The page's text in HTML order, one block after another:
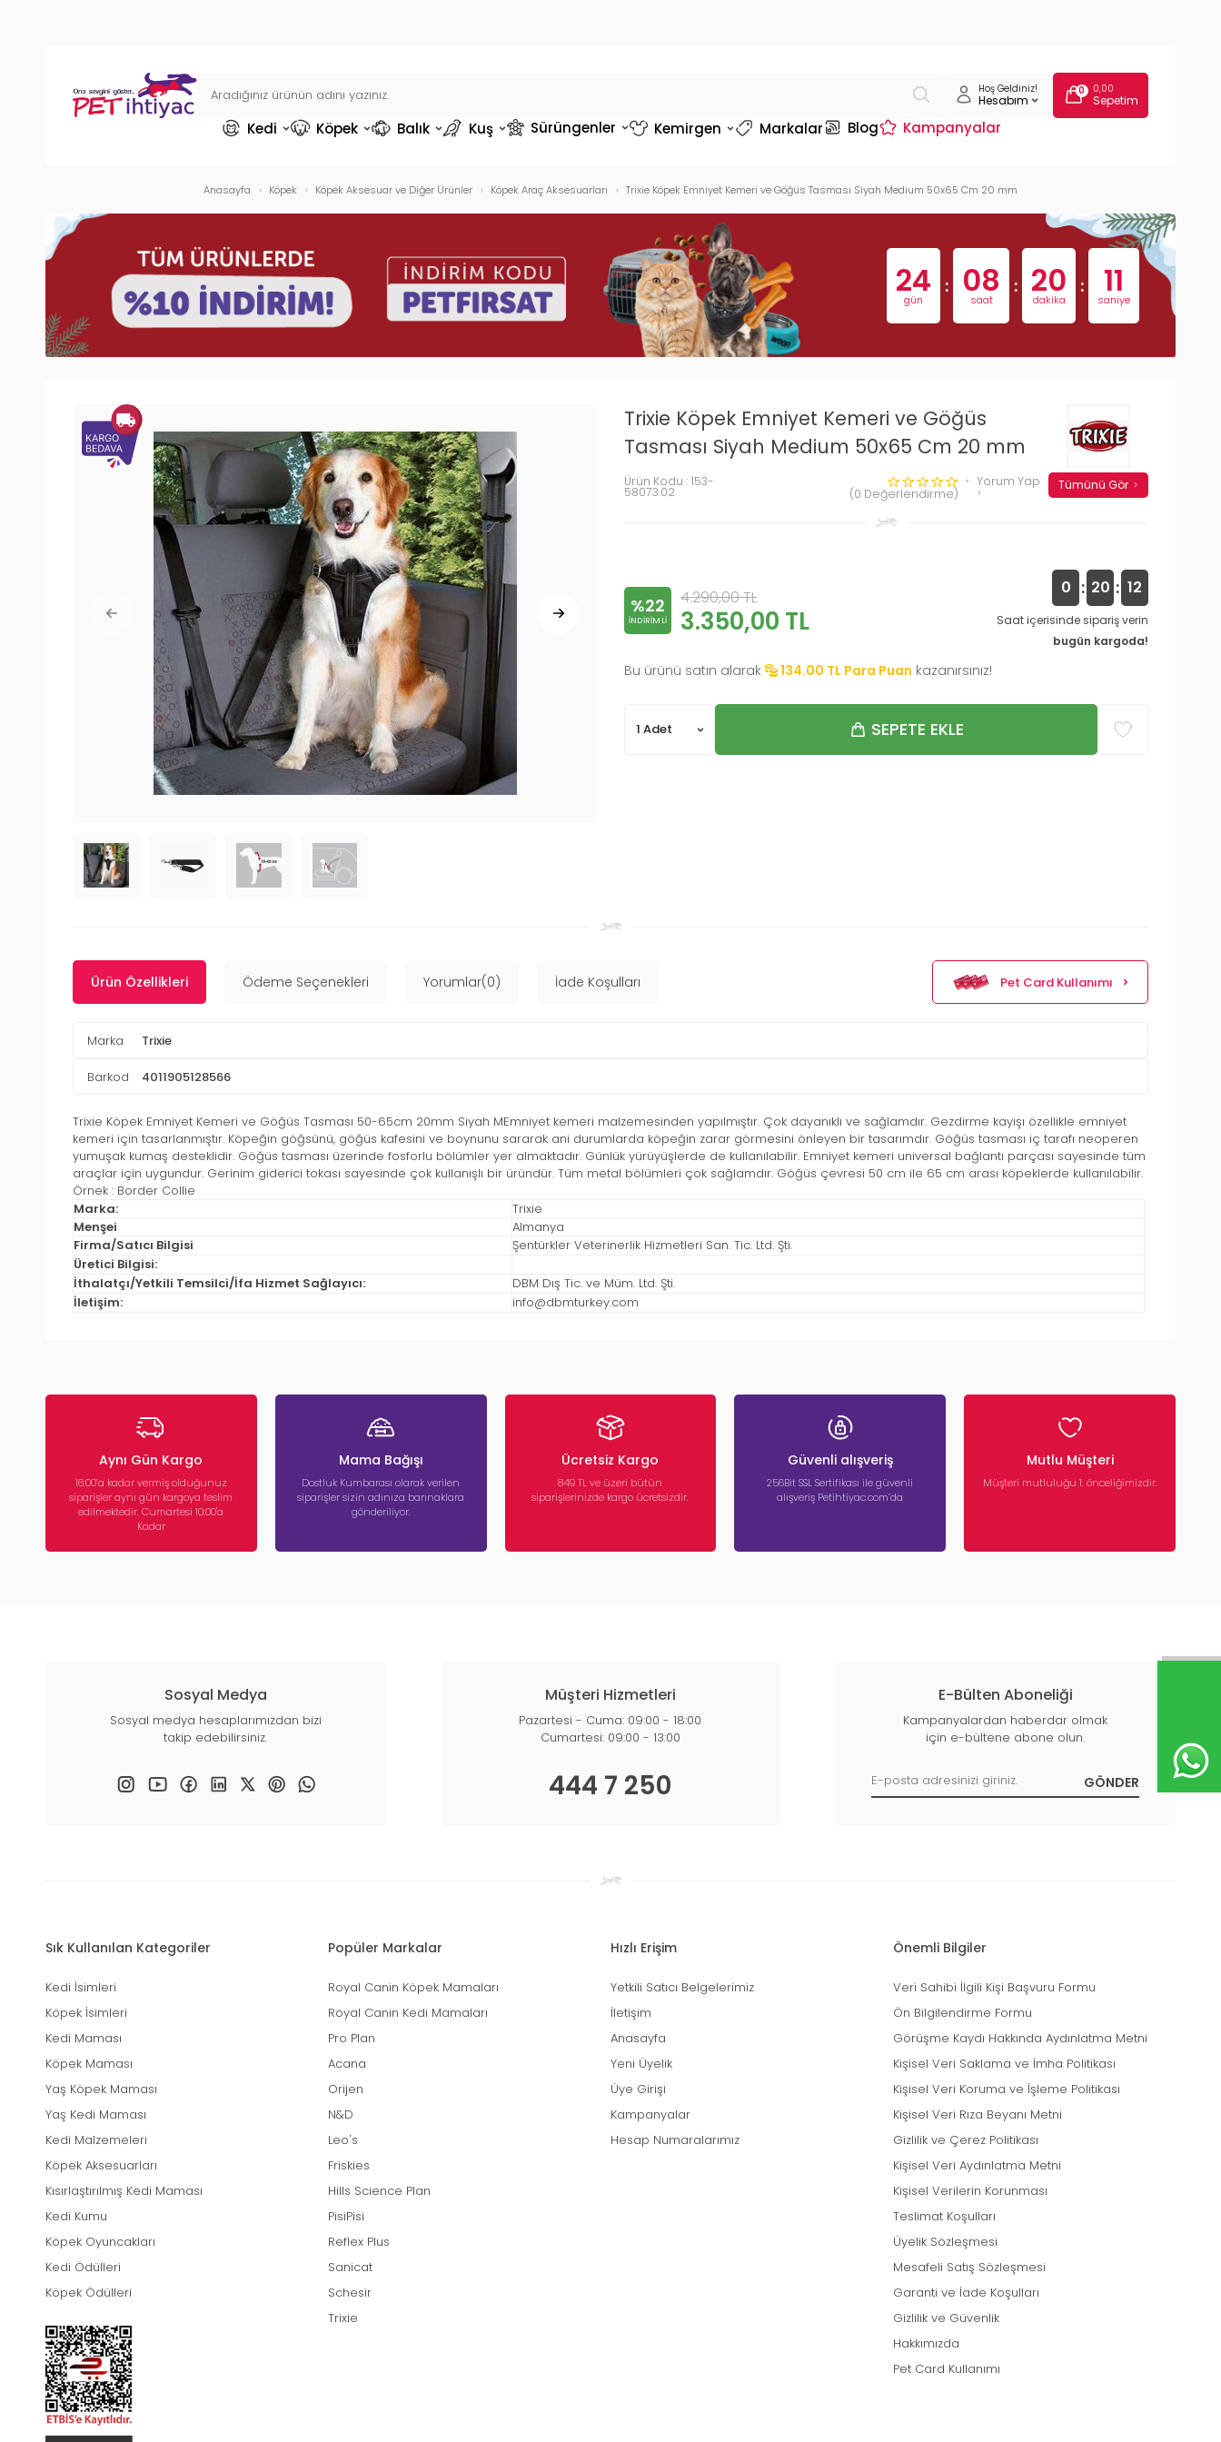
Hoş Geldiniz!
Hesabım
0 0,00
Sepetim
Kedi Köpek Balık Kuş Sürüngenler Kemirgen Markalar Blog Kampanyalar
Anasayfa Köpek Köpek Aksesuar ve Diğer Ürünler Köpek Araç Aksesuarları Trixie Köpek Emniyet Kemeri ve Göğüs Tasması Siyah Medium 50x65 Cm 20 mm
24
gün
: 08
saat
: 20
dakika
: 10
saniye
Trixie Köpek Emniyet Kemeri ve Göğüs
Tasması Siyah Medium 50x65 Cm 20 mm
Ürün Kodu : 153-
58073.02 (0 Değerlendirme)
Yorum Yap Tümünü Gör
%22
INDIRIMLI
4.290,00TL
3.350,00 TL
0 : 20 : 12
Saat içerisinde sipariş verin
bugün kargoda!
Bu ürünü satın alarak 134.00 TL Para Puan kazanırsınız!
SEPETE EKLE
Ürün Özellikleri Ödeme Seçenekleri Yorumlar(0) İade Koşulları Pet Card Kullanımı
Marka Trixie
Barkod 4011905128566
Trixie Köpek Emniyet Kemeri ve Göğüs Tasması 50-65cm 20mm Siyah MEmniyet kemeri malzemesinden yapılmıştır. Çok dayanıklı ve sağlamdır. Gezdirme kayışı özellikle emniyet
kemeri için tasarlanmıştır. Köpeğin göğsünü, göğüs kafesini ve boynunu sararak ani durumlarda köpeğin zarar görmesini önleyen bir tasarımdır. Göğüs tasması iç tarafı neoperen
yumuşak kumaş desteklidir. Göğüs tasması üzerinde fosforlu bölümler yer almaktadır. Günlük yürüyüşlerde de kullanılabilir. Emniyet kemeri universal bağlantı parçası sayesinde tüm
araçlar için uygundur. Gerinim giderici tokası sayesinde çok kullanışlı bir üründür. Tüm metal bölümleri çok sağlamdır. Göğüs çevresi 50 cm ile 65 cm arası köpeklerde kullanılabilir.
Örnek : Border Collie
Marka:
Trixie
Menşei
Almanya
Firma/Satıcı Bilgisi
Şentürkler Veterinerlik Hizmetleri San. Tic. Ltd. Şti.
Üretici Bilgisi:
İthalatçı/Yetkili Temsilci/İfa Hizmet Sağlayıcı:
DBM Dış Tic. ve Müm. Ltd. Şti.
İletişim:
info@dbmturkey.com
Aynı Gün Kargo
16:00’a kadar vermiş olduğunuz
siparişler aynı gün kargoya teslim
edilmektedir. Cumartesi 10:00'a
Kadar
Mama Bağışı
Dostluk Kumbarası olarak verilen
siparişler sizin adınıza barınaklara
gönderiliyor.
Ücretsiz Kargo
849 TL ve üzeri bütün
siparişlerinizde kargo ücretsizdir.
Güvenli alışveriş
256Bit SSL Sertifikası ile güvenli
alışveriş Petihtiyac.com’da
Mutlu Müşteri
Müşteri mutluluğu 1. önceliğimizdir.
Sosyal Medya
Sosyal medya hesaplarımızdan bizi
takip edebilirsiniz.
Müşteri Hizmetleri
Pazartesi - Cuma: 09:00 - 18:00
Cumartesi: 09:00 - 13:00
444 7 250
E-Bülten Aboneliği
Kampanyalardan haberdar olmak
için e-bültene abone olun.
Sık Kullanılan Kategoriler
Kedi İsimleri
Köpek İsimleri
Kedi Maması
Köpek Maması
Yaş Köpek Maması
Yaş Kedi Maması
Kedi Malzemeleri
Köpek Aksesuarları
Kısırlaştırılmış Kedi Maması
Kedi Kumu
Köpek Oyuncakları
Kedi Ödülleri
Köpek Ödülleri
Popüler Markalar
Royal Canin Köpek Mamaları
Royal Canin Kedi Mamaları
Pro Plan
Acana
Orijen
N&D
Leo's
Friskies
Hills Science Plan
PisiPisi
Reflex Plus
Sanicat
Schesir
Trixie
Hızlı Erişim
Yetkili Satıcı Belgelerimiz
İletişim
Anasayfa
Yeni Üyelik
Üye Girişi
Kampanyalar
Hesap Numaralarımız
Önemli Bilgiler
Veri Sahibi İlgili Kişi Başvuru Formu
Ön Bilgilendirme Formu
Görüşme Kaydı Hakkında Aydınlatma Metni
Kişisel Veri Saklama ve İmha Politikası
Kişisel Veri Koruma ve İşleme Politikası
Kişisel Veri Rıza Beyanı Metni
Gizlilik ve Çerez Politikası
Kişisel Veri Aydınlatma Metni
Kişisel Verilerin Korunması
Teslimat Koşulları
Üyelik Sözleşmesi
Mesafeli Satış Sözleşmesi
Garanti ve İade Koşulları
Gizlilik ve Güvenlik
Hakkımızda
Pet Card Kullanımı